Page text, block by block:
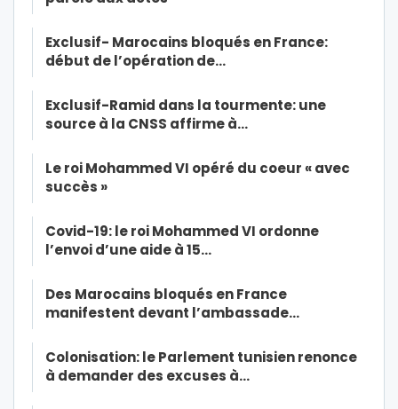
Exclusif- Marocains bloqués en France:
début de l’opération de…
Exclusif-Ramid dans la tourmente: une
source à la CNSS affirme à…
Le roi Mohammed VI opéré du coeur « avec
succès »
Covid-19: le roi Mohammed VI ordonne
l’envoi d’une aide à 15…
Des Marocains bloqués en France
manifestent devant l’ambassade…
Colonisation: le Parlement tunisien renonce
à demander des excuses à…